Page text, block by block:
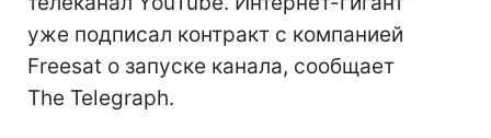
уже подписал контракт с компанией
Freesat о запуске канала, сообщает
The Telegraph.